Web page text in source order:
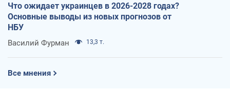
Что ожидает украинцев в 2026-2028 годах?
Основные выводы из новых прогнозов от
НБУ
Василий Фурман 13,3 т.
Все мнения